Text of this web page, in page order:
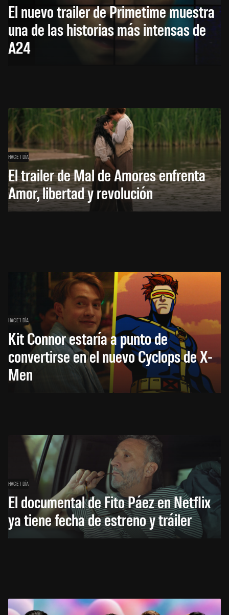
El nuevo trailer de Primetime muestra
una de las historias más intensas de
A24
HACE 1 DÍA
El trailer de Mal de Amores enfrenta
Amor, libertad y revolución
HACE 1 DÍA
Kit Connor estaría a punto de
convertirse en el nuevo Cyclops de X-
Men
HACE 1 DÍA
El documental de Fito Páez en Netflix
ya tiene fecha de estreno y tráiler